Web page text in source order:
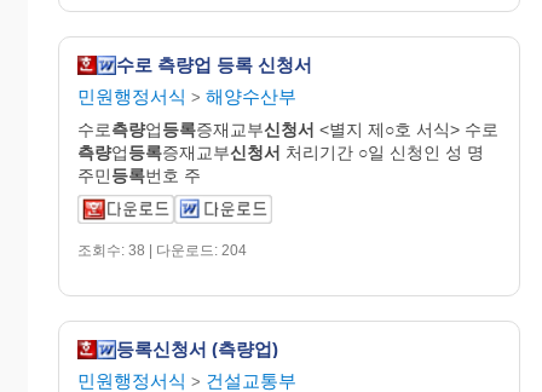
수로 측량업 등록 신청서
민원행정서식 > 해양수산부
수로측량업등록증재교부신청서 <별지 제○호 서식> 수로
측량업등록증재교부신청서 처리기간 ○일 신청인 성 명
주민등록번호 주
조회수: 38 | 다운로드: 204
등록신청서 (측량업)
민원행정서식 > 건설교통부